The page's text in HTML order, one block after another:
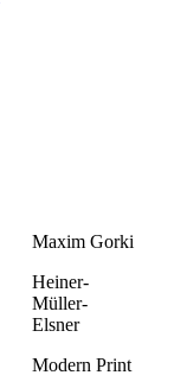
Maxim Gorki
Heiner-
Müller-
Elsner
Modern Print